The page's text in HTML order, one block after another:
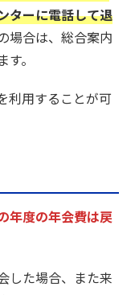
ターに電話して退
場合は、総合案内
。
利用することが可
年度の年会費は戻
した場合、また来